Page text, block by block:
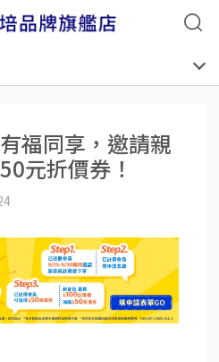
福同享，邀請親
元折價券！